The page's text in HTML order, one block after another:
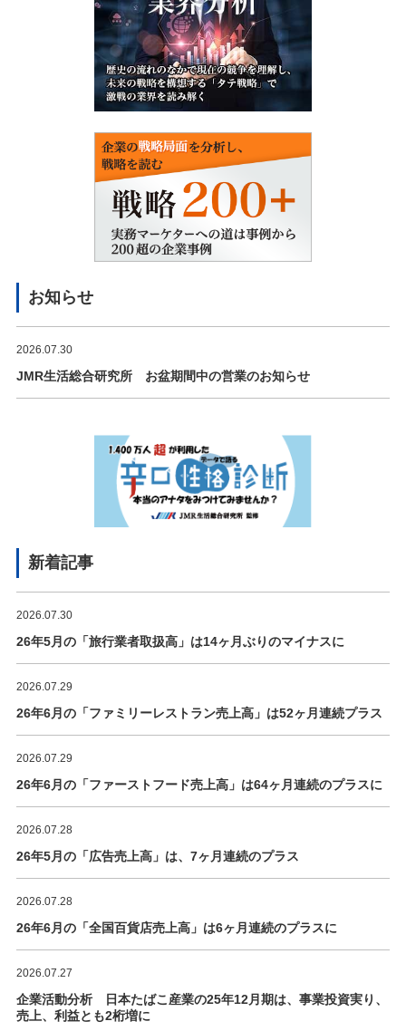
お知らせ
2026.07.30
JMR生活総合研究所 お盆期間中の営業のお知らせ
新着記事
2026.07.30
26年5月の「旅行業者取扱高」は14ヶ月ぶりのマイナスに
2026.07.29
26年6月の「ファミリーレストラン売上高」は52ヶ月連続プラス
2026.07.29
26年6月の「ファーストフード売上高」は64ヶ月連続のプラスに
2026.07.28
26年5月の「広告売上高」は、7ヶ月連続のプラス
2026.07.28
26年6月の「全国百貨店売上高」は6ヶ月連続のプラスに
2026.07.27
企業活動分析 日本たばこ産業の25年12月期は、事業投資実り、
売上、利益とも2桁増に